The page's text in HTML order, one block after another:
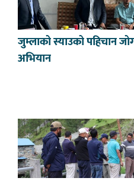
जुम्लाको स्याउको पहिचान
अभियान